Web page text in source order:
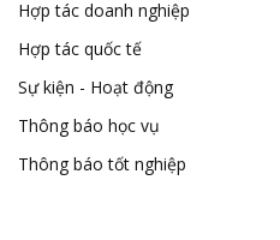
Hợp tác doanh nghiệp
Hợp tác quốc tế
Sự kiện - Hoạt động
Thông báo học vụ
Thông báo tốt nghiệp